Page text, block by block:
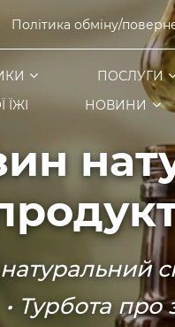
Політика обміну/
ПОСЛУГИ
НОВИНИ
• Турбота